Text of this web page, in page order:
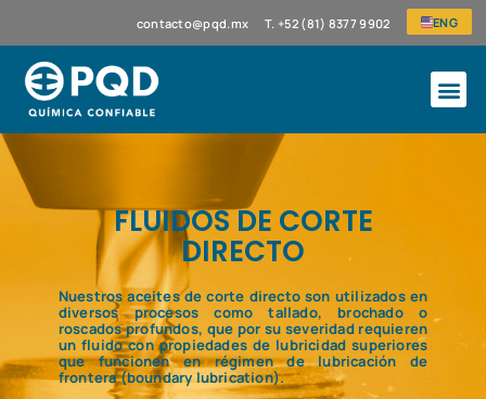
contacto@pqd.mx T. +52 (81) 8377 9902 ENG
FLUIDOS DE CORTE
DIRECTO
Nuestros aceites de corte directo son utilizados en
diversos procesos como tallado, brochado o
roscados profundos, que por su severidad requieren
un fluido con propiedades de lubricidad superiores
que funcionen en régimen de lubricación de
frontera (boundary lubrication).